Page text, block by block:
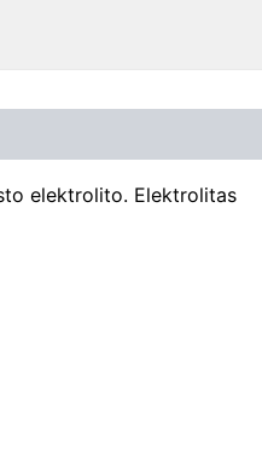
elektrolito. Elektrolitas